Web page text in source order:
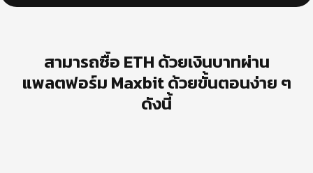
สามารถซื้อ ETH ด้วยเงินบาทผ่าน
แพลตฟอร์ม Maxbit ด้วยขั้นตอนง่าย ๆ
ดังนี้